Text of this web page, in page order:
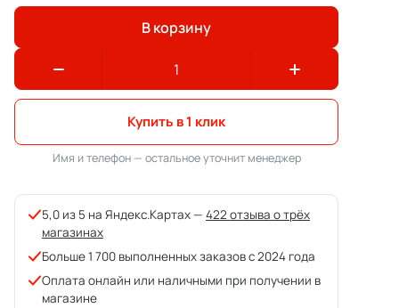
В корзину
Купить в 1 клик
Имя и телефон — остальное уточнит менеджер
5,0 из 5 на Яндекс.Картах — 422 отзыва о трёх
магазинах
Больше 1 700 выполненных заказов с 2024 года
Оплата онлайн или наличными при получении в
магазине